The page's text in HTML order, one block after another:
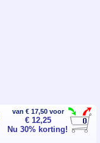
van € 17,50 voor
€ 12,25
Nu 30% korting!